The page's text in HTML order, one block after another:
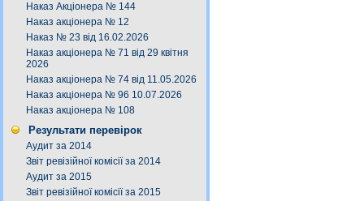
Наказ Акціонера № 144
Наказ акціонера № 12
Наказ № 23 від 16.02.2026
Наказ акціонера № 71 від 29 квітня
2026
Наказ акціонера № 74 від 11.05.2026
Наказ акціонера № 96 10.07.2026
Наказ акціонера № 108
Результати перевірок
Аудит за 2014
Звіт ревізійної комісії за 2014
Аудит за 2015
Звіт ревізійної комісії за 2015